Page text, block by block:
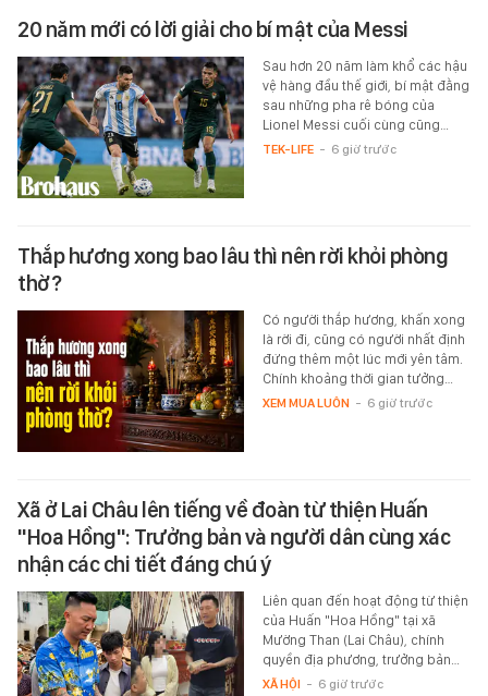
20 năm mới có lời giải cho bí mật của Messi
Sau hơn 20 năm làm khổ các hậu
vệ hàng đầu thế giới, bí mật đằng
sau những pha rê bóng của
Lionel Messi cuối cùng cũng…
TEK-LIFE - 6 giờ trước
Thắp hương xong bao lâu thì nên rời khỏi phòng
thờ?
Có người thắp hương, khấn xong
là rời đi, cũng có người nhất định
đứng thêm một lúc mới yên tâm.
Chính khoảng thời gian tưởng…
XEM MUA LUÔN - 6 giờ trước
Xã ở Lai Châu lên tiếng về đoàn từ thiện Huấn
"Hoa Hồng": Trưởng bản và người dân cùng xác
nhận các chi tiết đáng chú ý
Liên quan đến hoạt động từ thiện
của Huấn "Hoa Hồng" tại xã
Mường Than (Lai Châu), chính
quyền địa phương, trưởng bản…
XÃ HỘI - 6 giờ trước